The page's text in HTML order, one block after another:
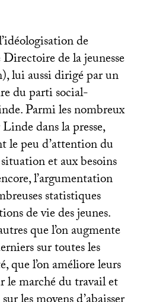
de
de la jeunesse
lui aussi dirigé par un
du parti social-
Parmi les nombreux
dans la presse,
le peu d’attention du
et aux besoins
l’argumentation
statistiques
de vie des jeunes.
que l’on augmente
sur toutes les
que l’on améliore leurs
le marché du travail et